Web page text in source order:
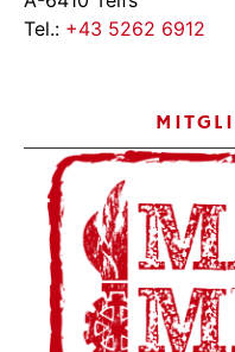
Tel.: +43 5262 6912